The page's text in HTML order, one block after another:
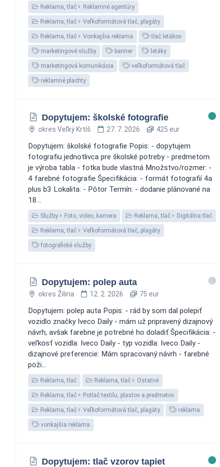
Reklama, tlač Reklamné agentúry
Reklama, tlač Veľkoformátová tlač, plagáty
Reklama, tlač Vonkajšia reklama tlač letákov
marketingové služby banner letáky
marketingová komunikácia veľkoformátová tlač
reklamné plachty
Dopytujem: školské fotografie
okres Veľký Krtíš 27. 7. 2026 425 eur
Dopytujem: školské fotografie Popis: - dopytujem
fotografiu jednotlivca pre školské potreby - predmetom
je výroba tabla - fotka bude vlastná Množstvo/rozmer: -
4 farebné fotografie Špecifikácia: - formát fotografií 4a
plus b3 Lokalita: - Pôtor Termín: - dodanie plánované na
18...
Služby Foto, video, kamera Reklama, tlač Digitálna tlač
Reklama, tlač Veľkoformátová tlač, plagáty
fotografické služby
Dopytujem: polep auta
okres Žilina 12. 2. 2026 75 eur
Dopytujem: polep auta Popis: - rád by som dal polepiť
vozidlo značky Iveco Daily - mám už pripravený dizajnový
návrh, avšak farebne je potrebné ho doladiť Špecifikácia: -
veľkosť vozidla: Iveco Daily - typ vozidla: Iveco Daily -
dizajnové preferencie: Mám spracovaný návrh - farebné
poži...
Reklama, tlač Reklama, tlač Ostatné
Reklama, tlač Potlač textilu, plastov a predmetov
Reklama, tlač Veľkoformátová tlač, plagáty reklama
vonkajšia reklama
Dopytujem: tlač vzorov tapiet